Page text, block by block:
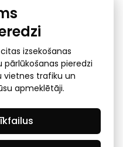
asociācija - visas tiesības
izsekošanas
pārlūkošanas pieredzi
vietnes trafiku un
apmeklētāji.